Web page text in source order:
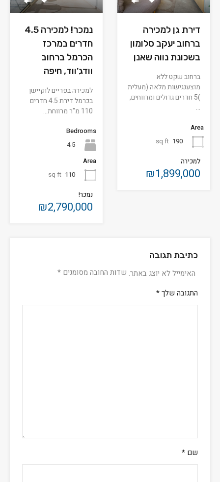
דירת גן למכירה
ברחוב יעקב סלומון
בשכונת נווה שאנן
ברחוב שקט ללא
מוצענגישות מלאה (מעלית
)5 חדרים גדולים ומרווחים,
…
Area
190
sq ft
למכירה
₪1,899,000
נמכר! למכירה 4.5
חדרים במרכז
הכרמל ברחוב
וודג'ווד, חיפה
למכירה בפריים לוקיישן
בכרמל דירת 4.5 חדרים
110 מ"ר מרווחת…
Bedrooms
4.5
Area
110
sq ft
נמכר!
₪2,790,000
כתיבת תגובה
האימייל לא יוצג באתר. שדות החובה מסומנים *
התגובה שלך*
שם *